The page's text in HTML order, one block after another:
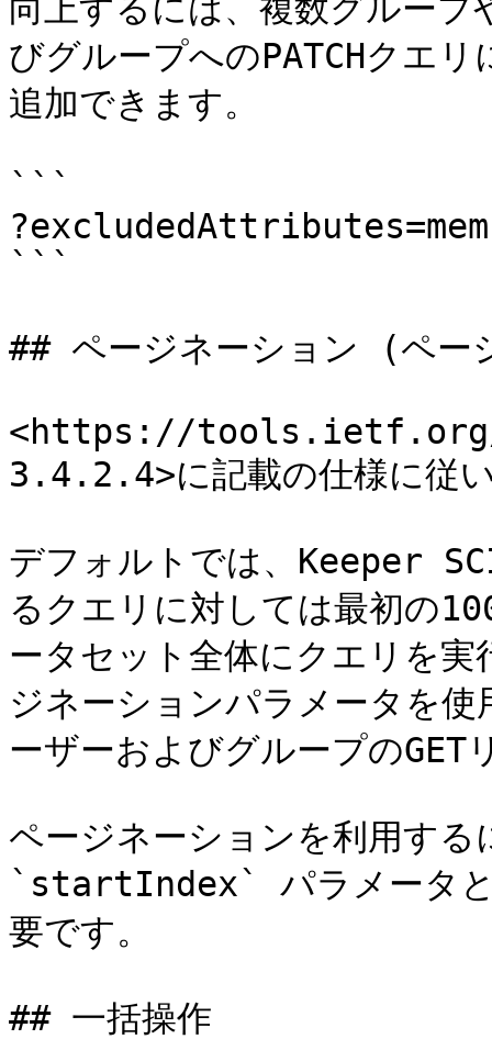
向上するには、複数グルー
びグループへのPATCHクエ
追加できます。
```
```
## ページネーション (ペー
<https://tools.ietf.org/
3.4.2.4>に記載の仕様に従
デフォルトでは、Keeper
るクエリに対しては最初の
ータセット全体にクエリを実
ジネーションパラメータを
ーザーおよびグループの
ページネーションを利用す
`startIndex` パラメータ
要です。
## 一括操作